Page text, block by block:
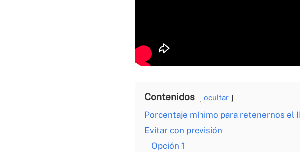
Contenidos ocultar
Porcentaje mínimo para retenernos el
Evitar con previsión
Opción 1